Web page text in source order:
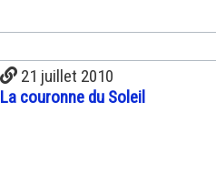
21 juillet 2010
La couronne du Soleil